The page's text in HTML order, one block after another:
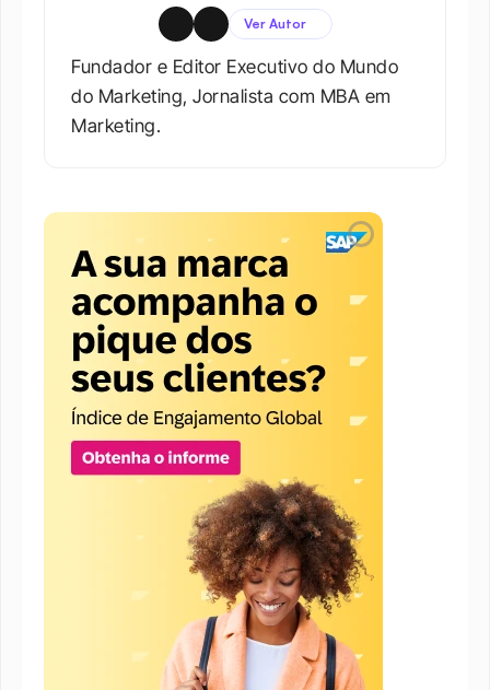
Ver Autor
Fundador e Editor Executivo do Mundo
do Marketing, Jornalista com MBA em
Marketing.